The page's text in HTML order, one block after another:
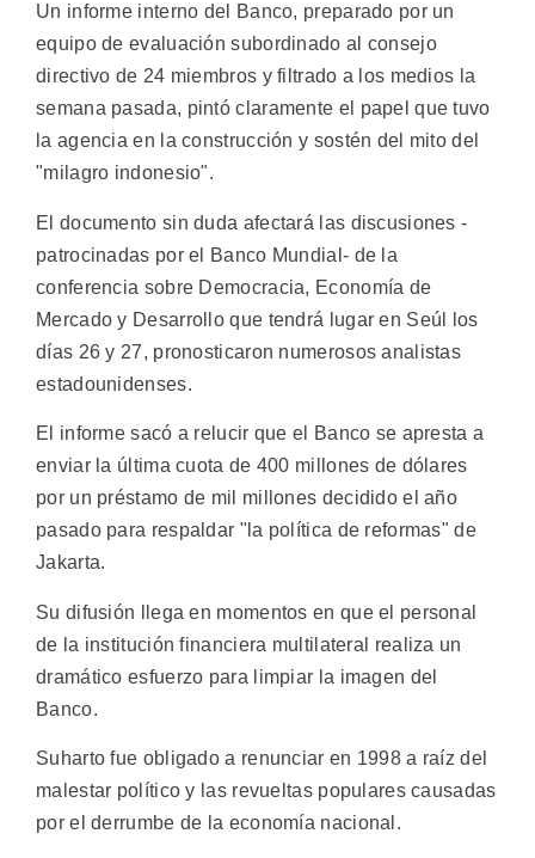
Un informe interno del Banco, preparado por un
equipo de evaluación subordinado al consejo
directivo de 24 miembros y filtrado a los medios la
semana pasada, pintó claramente el papel que tuvo
la agencia en la construcción y sostén del mito del
"milagro indonesio".
El documento sin duda afectará las discusiones -
patrocinadas por el Banco Mundial- de la
conferencia sobre Democracia, Economía de
Mercado y Desarrollo que tendrá lugar en Seúl los
días 26 y 27, pronosticaron numerosos analistas
estadounidenses.
El informe sacó a relucir que el Banco se apresta a
enviar la última cuota de 400 millones de dólares
por un préstamo de mil millones decidido el año
pasado para respaldar "la política de reformas" de
Jakarta.
Su difusión llega en momentos en que el personal
de la institución financiera multilateral realiza un
dramático esfuerzo para limpiar la imagen del
Banco.
Suharto fue obligado a renunciar en 1998 a raíz del
malestar político y las revueltas populares causadas
por el derrumbe de la economía nacional.